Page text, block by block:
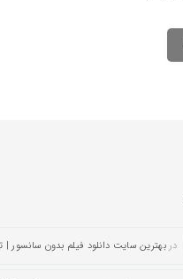
در بهترین سایت دانلود فیلم بدون سانسور | تیر